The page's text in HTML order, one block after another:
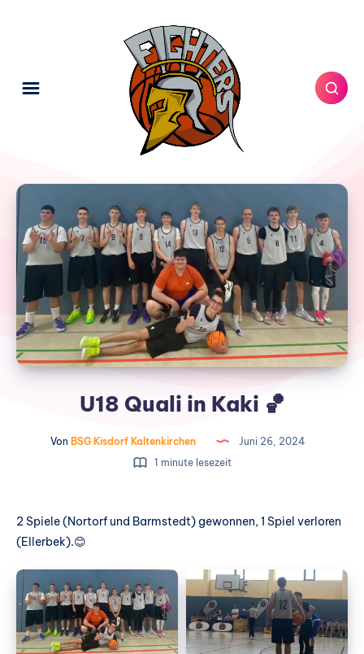
U18 Quali in Kaki 🏀
Von BSG Kisdorf Kaltenkirchen
Juni 26, 2024
1 minute lesezeit
2 Spiele (Nortorf und Barmstedt) gewonnen, 1 Spiel verloren
(Ellerbek).😊